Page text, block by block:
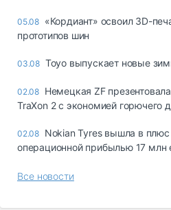
05.08 «Кордиант» освоил 3D-
прототипов шин
03.08 Toyo выпускает новые
02.08 Немецкая ZF
TraXon 2 с экономией горючего
02.08 Nokian Tyres вышла в
операционной прибылью 17 млн
Все новости